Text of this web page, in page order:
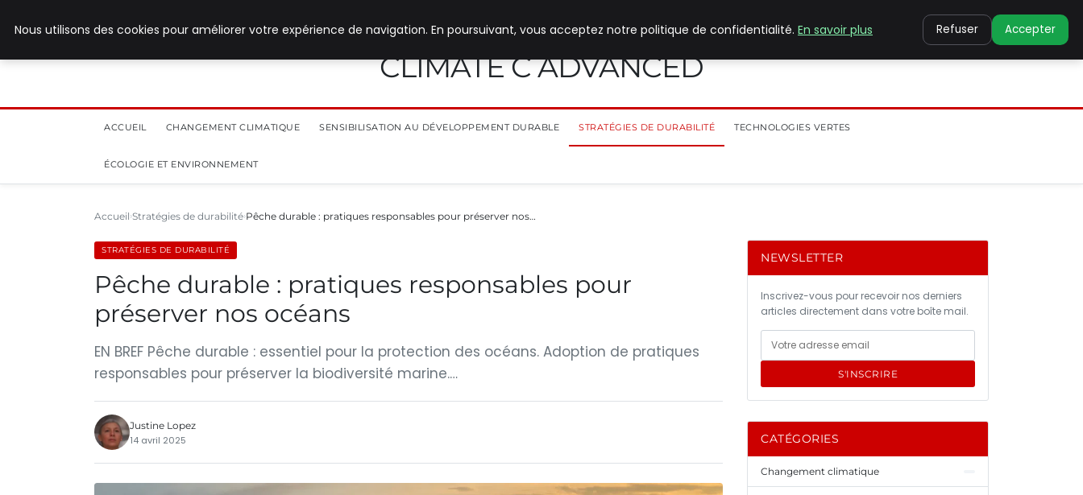
CLIMATE C ADVANCED
ACCUEIL CHANGEMENT CLIMATIQUE SENSIBILISATION AU DÉVELOPPEMENT DURABLE STRATÉGIES DE DURABILITÉ TECHNOLOGIES VERTES
ÉCOLOGIE ET ENVIRONNEMENT
Accueil Stratégies de durabilité Pêche durable : pratiques responsables pour préserver nos…
STRATÉGIES DE DURABILITÉ
Pêche durable : pratiques responsables pour
préserver nos océans
EN BREF Pêche durable : essentiel pour la protection des océans. Adoption de pratiques
responsables pour préserver la biodiversité marine.…
Justine Lopez
14 avril 2025
NEWSLETTER
Inscrivez-vous pour recevoir nos derniers
articles directement dans votre boîte mail.
S'INSCRIRE
CATÉGORIES
Changement climatique
Nous utilisons des cookies pour améliorer votre expérience de navigation. En poursuivant, vous acceptez notre politique de confidentialité. En savoir plus Refuser Accepter